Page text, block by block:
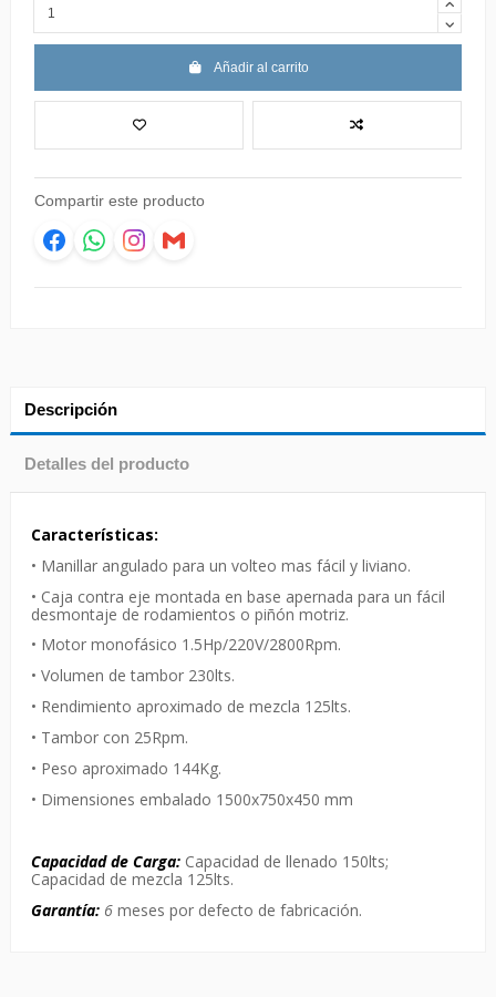
Añadir al carrito
Compartir este producto
Descripción
Detalles del producto
Características:
• Manillar angulado para un volteo mas fácil y liviano.
• Caja contra eje montada en base apernada para un fácil
desmontaje de rodamientos o piñón motriz.
• Motor monofásico 1.5Hp/220V/2800Rpm.
• Volumen de tambor 230lts.
• Rendimiento aproximado de mezcla 125lts.
• Tambor con 25Rpm.
• Peso aproximado 144Kg.
• Dimensiones embalado 1500x750x450 mm
Capacidad de Carga: Capacidad de llenado 150lts;
Capacidad de mezcla 125lts.
Garantía: 6 meses por defecto de fabricación.